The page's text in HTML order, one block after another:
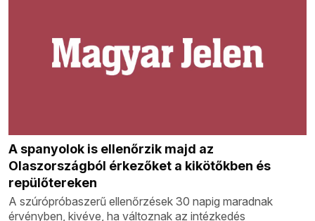
A spanyolok is ellenőrzik majd az
Olaszországból érkezőket a kikötőkben és
repülőtereken
A szúrópróbaszerű ellenőrzések 30 napig maradnak
érvényben, kivéve, ha változnak az intézkedés